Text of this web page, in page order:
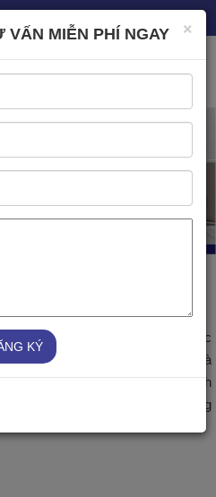
Thương mại AG Việt Nam được
thành viên sáng lập công ty là
nhiều năm hoạt động trong lĩnh
từ các nhà máy nổi tiếng trong
×
MIỄN PHÍ NGAY
KÝ